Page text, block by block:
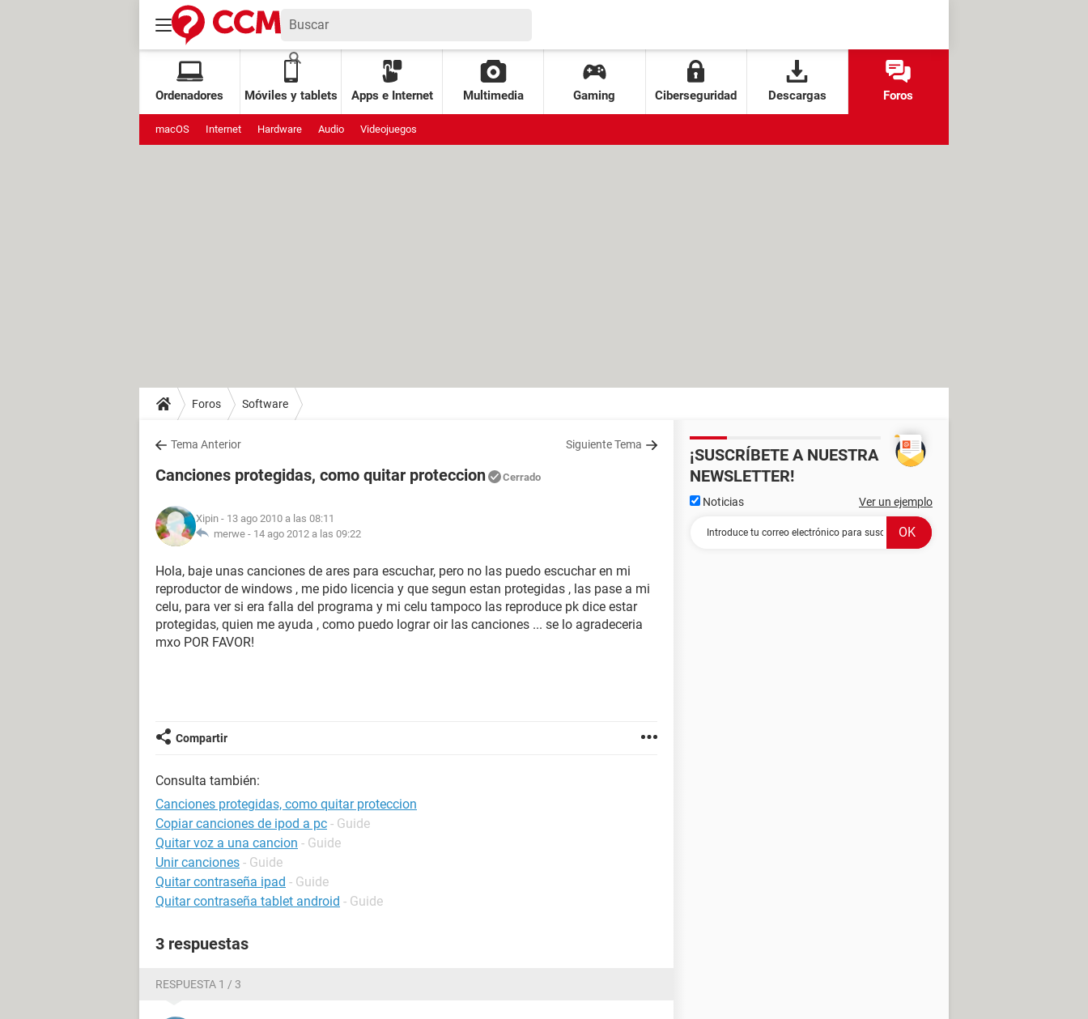
Ordenadores Móviles y tablets Apps e Internet Multimedia Gaming Ciberseguridad Descargas Foros
macOS Internet Hardware Audio Videojuegos
Foros Software
Tema Anterior Siguiente Tema
Canciones protegidas, como quitar proteccion Cerrado
Xipin - 13 ago 2010 a las 08:11
merwe - 14 ago 2012 a las 09:22
Hola, baje unas canciones de ares para escuchar, pero no las puedo escuchar en mi
reproductor de windows , me pido licencia y que segun estan protegidas , las pase a mi
celu, para ver si era falla del programa y mi celu tampoco las reproduce pk dice estar
protegidas, quien me ayuda , como puedo lograr oir las canciones ... se lo agradeceria
mxo POR FAVOR!
Compartir
Consulta también:
Canciones protegidas, como quitar proteccion
Copiar canciones de ipod a pc - Guide
Quitar voz a una cancion - Guide
Unir canciones - Guide
Quitar contraseña ipad - Guide
Quitar contraseña tablet android - Guide
3 respuestas
RESPUESTA 1 / 3
¡SUSCRÍBETE A NUESTRA
NEWSLETTER!
Noticias Ver un ejemplo